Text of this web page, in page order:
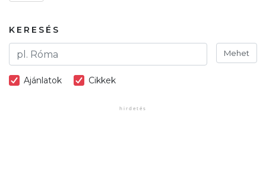
KERESÉS
Mehet
Ajánlatok Cikkek